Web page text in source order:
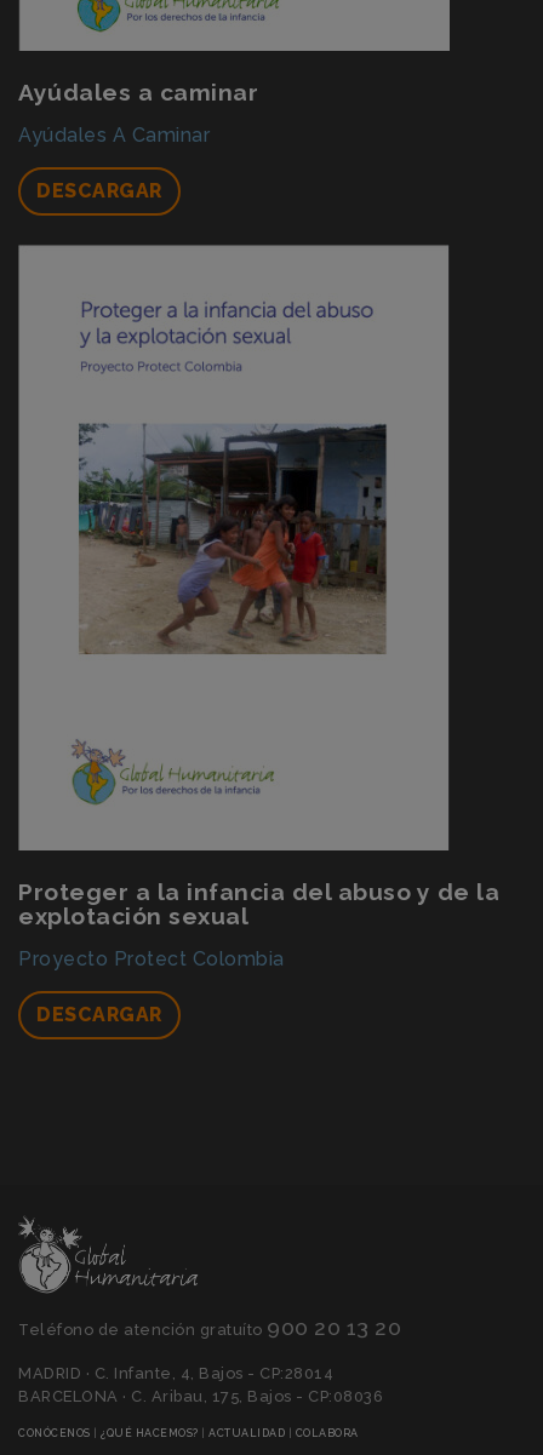
Ayúdales a caminar
Ayúdales A Caminar
DESCARGAR
Proteger a la infancia del abuso y de la
explotación sexual
Proyecto Protect Colombia
DESCARGAR
Teléfono de atención gratuíto 900 20 13 20
MADRID · C. Infante, 4, Bajos - CP:28014
BARCELONA · C. Aribau, 175, Bajos - CP:08036
CONÓCENOS (CURRENT)
¿QUÉ HACEMOS? (CURRENT)
ACTUALIDAD (CURRENT)
COLABORA(CURRENT)